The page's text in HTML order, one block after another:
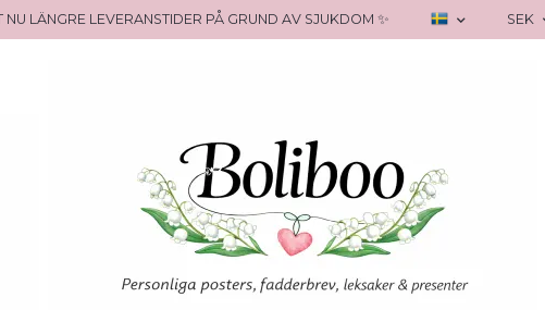
LÄNGRE LEVERANSTIDER PÅ GRUND AV SJUKDOM ✨ SEK